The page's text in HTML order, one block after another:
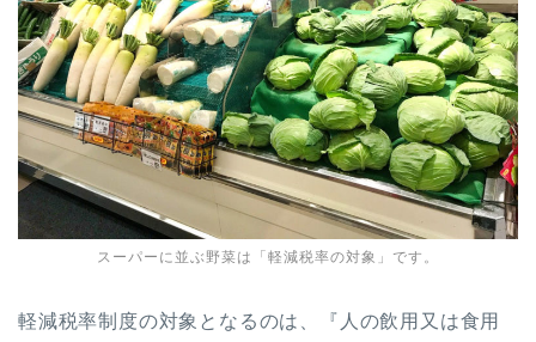
スーパーに並ぶ野菜は「軽減税率の対象」です。
軽減税率制度の対象となるのは、『人の飲用又は食用